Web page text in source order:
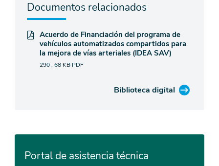
Documentos relacionados
Acuerdo de Financiación del programa de
vehículos automatizados compartidos para
la mejora de vías arteriales (IDEA SAV)
290 . 68 KB PDF
Biblioteca digital
Portal de asistencia técnica